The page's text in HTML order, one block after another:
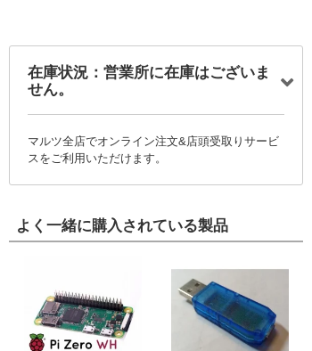
在庫状況：営業所に在庫はございま
せん。
マルツ全店でオンライン注文&店頭受取りサービ
スをご利用いただけます。
よく一緒に購入されている製品